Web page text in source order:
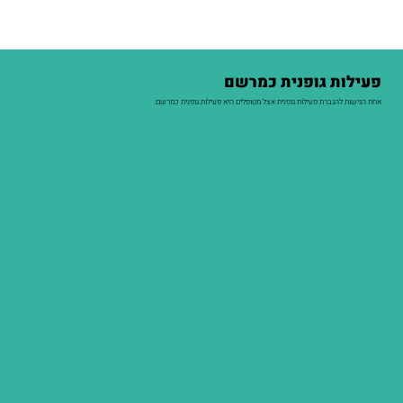
פעילות גופנית כמרשם
אחת הגישות להגברת פעילות גופנית אצל מטופלים היא פעילות גופנית כמרשם.